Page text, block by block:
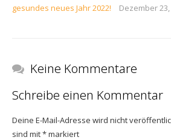
gesundes neues Jahr 2022!
Dezember 23,
Keine Kommentare
Schreibe einen Kommentar
Deine E-Mail-Adresse wird nicht
sind mit*markiert